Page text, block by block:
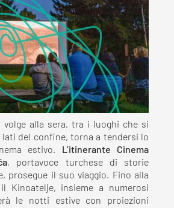
volge alla sera, tra i luoghi che si
lati del confine, torna a tendersi lo
estivo.
L’itinerante Cinema
, portavoce turchese di storie
prosegue il suo viaggio. Fino alla
il Kinoatelje, insieme a numerosi
le notti estive con proiezioni